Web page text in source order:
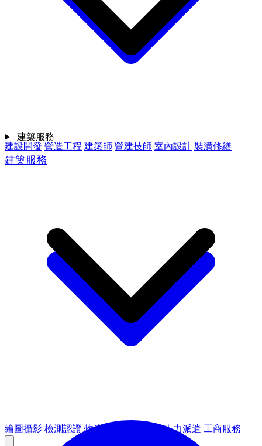
建設開發 營造工程 建築師 營建技師 室內設計 裝潢修繕
建築服務
繪圖攝影 檢測認證 物流倉儲 人力派遣 工商服務
建築服務